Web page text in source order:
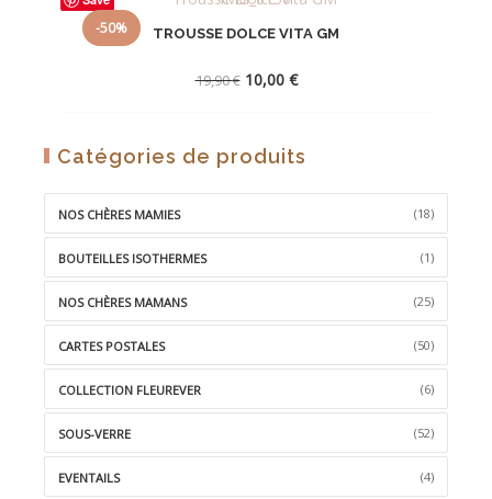
TROUSSE DOLCE VITA GM
19,90€ Le
19,90 €.
10,00 €Le
10,00 €.
-50%
Catégories de produits
NOS CHÈRES MAMIES (18)
BOUTEILLES ISOTHERMES (1)
NOS CHÈRES MAMANS (25)
CARTES POSTALES (50)
COLLECTION FLEUREVER (6)
SOUS-VERRE (52)
EVENTAILS (4)